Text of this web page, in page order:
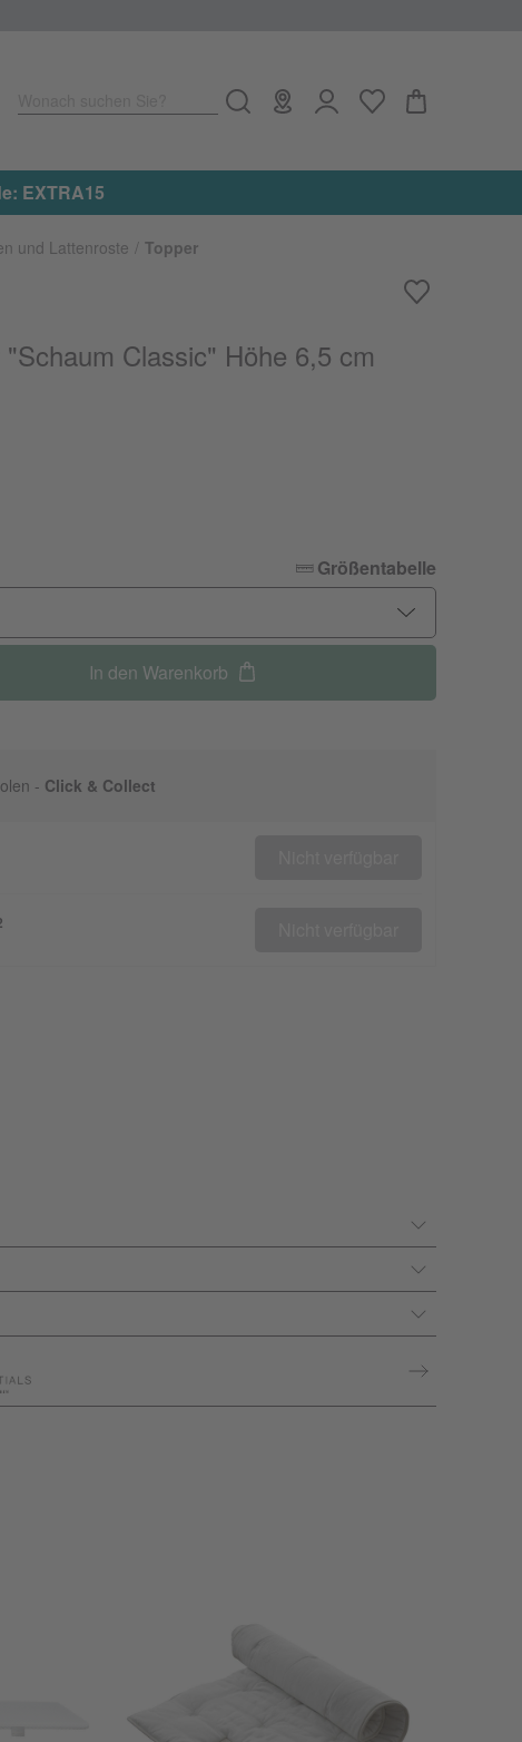
EXTRA15
und Lattenroste Topper
Classic" Höhe 6,5 cm
Größentabelle
In den Warenkorb
- Click & Collect